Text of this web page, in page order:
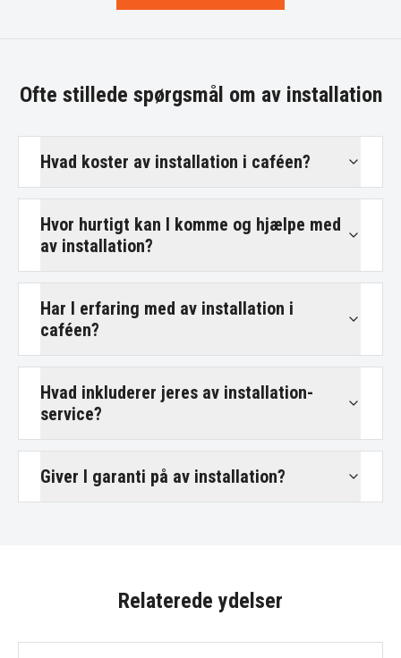
Ofte stillede spørgsmål om av installation
Hvad koster av installation i caféen?
Hvor hurtigt kan I komme og hjælpe med
av installation?
Har I erfaring med av installation i
caféen?
Hvad inkluderer jeres av installation-
service?
Giver I garanti på av installation?
Relaterede ydelser